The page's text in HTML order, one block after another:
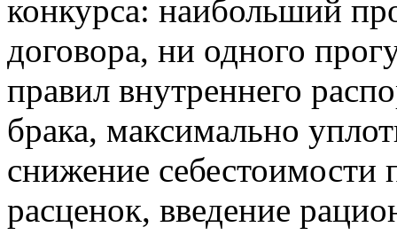
конкурса: наибольший
договора, ни одного
правил внутреннего
брака, максимально
снижение
расценок, введение